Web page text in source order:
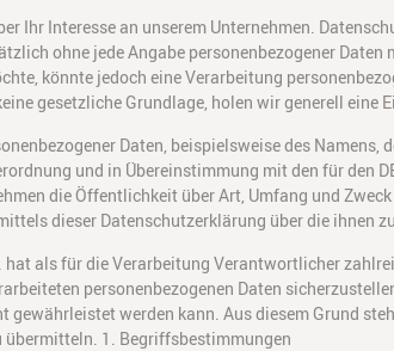
Ihr Interesse an unserem Unternehmen.
ohne jede Angabe personenbezogener
könnte jedoch eine Verarbeitung
gesetzliche Grundlage, holen wir generell eine
Daten, beispielsweise des
und in Übereinstimmung mit den für den
die Öffentlichkeit über Art, Umfang und
dieser Datenschutzerklärung über die ihnen
hat als für die Verarbeitung Verantwortlicher
personenbezogenen Daten
gewährleistet werden kann. Aus diesem Grund
übermitteln. 1. Begriffsbestimmungen